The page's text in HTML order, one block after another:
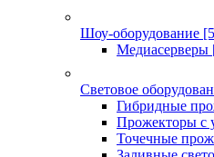
Шоу-оборудование
Медиасерверы
Световое
Гибридные
Прожекторы с
Точечные